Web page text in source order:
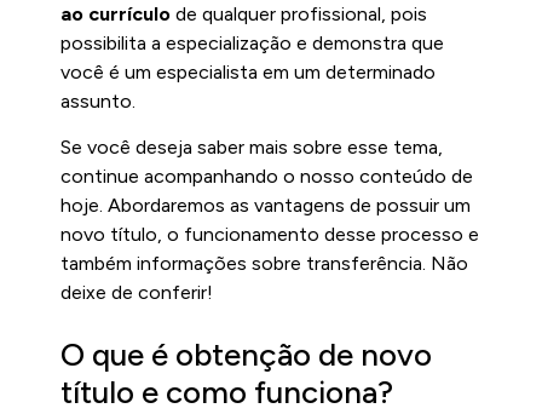
ao currículo de qualquer profissional, pois
possibilita a especialização e demonstra que
você é um especialista em um determinado
assunto.
Se você deseja saber mais sobre esse tema,
continue acompanhando o nosso conteúdo de
hoje. Abordaremos as vantagens de possuir um
novo título, o funcionamento desse processo e
também informações sobre transferência. Não
deixe de conferir!
O que é obtenção de novo
título e como funciona?